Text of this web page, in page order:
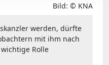
Bild: © KNA
werden, dürfte
mit ihm nach
Rolle